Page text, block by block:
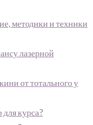
методики и техники
лазерной
от тотального у
для курса?